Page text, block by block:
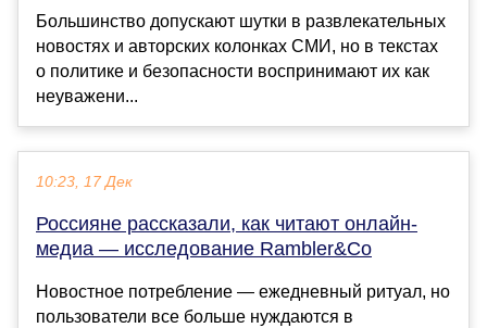
Большинство допускают шутки в развлекательных
новостях и авторских колонках СМИ, но в текстах
о политике и безопасности воспринимают их как
неуважени...
10:23, 17 Дек
Россияне рассказали, как читают онлайн-
медиа — исследование Rambler&Co
Новостное потребление — ежедневный ритуал, но
пользователи все больше нуждаются в